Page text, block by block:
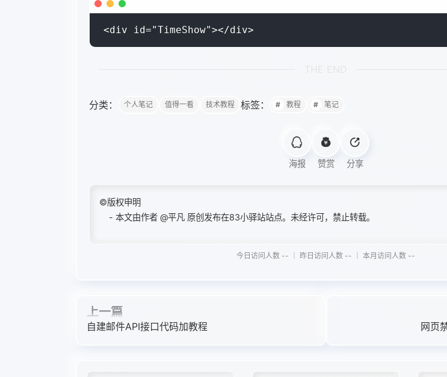
<div id="TimeShow"></div>
分类： 个人笔记 值得一看 技术教程 标签： 教程 笔记
海报 赞赏 分享
©版权申明
- 本文由作者 @平凡 原创发布在83小驿站站点。未经许可，禁止转载。
今日访问人数 -- ｜ 昨日访问人数 -- ｜ 本月访问人数 --
上一篇
自建邮件API接口代码加教程 网页